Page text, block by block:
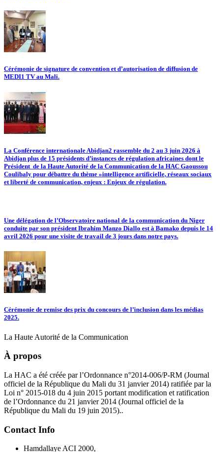
Cérémonie de signature de convention et d’autorisation de diffusion de
MEDI1 TV au Mali.
La Conférence internationale Abidjan2 rassemble du 2 au 3 juin 2026 à
Abidjan plus de 15 présidents d’instances de régulation africaines dont le
Président de la Haute Autorité de la Communication de la HAC Gaoussou
Coulibaly pour débattre du thème »intelligence artificielle, réseaux sociaux
et liberté de communication, enjeux : Enjeux de régulation.
Une délégation de l’Observatoire national de la communication du Niger
conduite par son président Ibrahim Manzo Diallo est à Bamako depuis le 14
avril 2026 pour une visite de travail de 3 jours dans notre pays.
Cérémonie de remise des prix du concours de l’inclusion dans les médias
2025.
La Haute Autorité de la Communication
À propos
La HAC a été créée par l’Ordonnance n°2014-006/P-RM (Journal
officiel de la République du Mali du 31 janvier 2014) ratifiée par la
Loi n° 2015-018 du 4 juin 2015 portant modification et ratification
de l’Ordonnance du 21 janvier 2014 (Journal officiel de la
République du Mali du 19 juin 2015)..
Contact Info
Hamdallaye ACI 2000,